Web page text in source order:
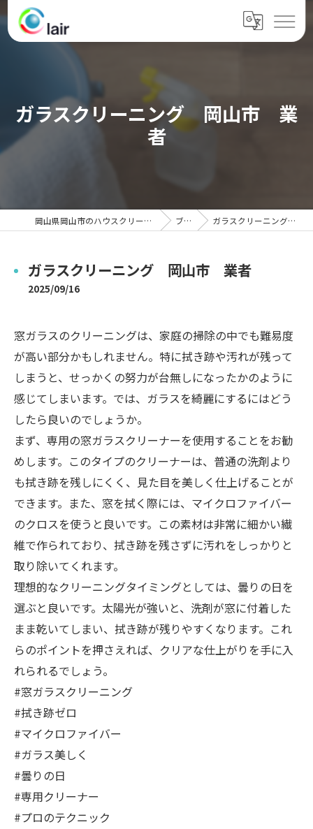
ガラスクリーニング 岡山市 業
者
岡山県岡山市のハウスクリーニングならクレール ブログ ガラスクリーニング 岡山市 業者
ガラスクリーニング 岡山市 業者
2025/09/16
窓ガラスのクリーニングは、家庭の掃除の中でも難易度
が高い部分かもしれません。特に拭き跡や汚れが残って
しまうと、せっかくの努力が台無しになったかのように
感じてしまいます。では、ガラスを綺麗にするにはどう
したら良いのでしょうか。
まず、専用の窓ガラスクリーナーを使用することをお勧
めします。このタイプのクリーナーは、普通の洗剤より
も拭き跡を残しにくく、見た目を美しく仕上げることが
できます。また、窓を拭く際には、マイクロファイバー
のクロスを使うと良いです。この素材は非常に細かい繊
維で作られており、拭き跡を残さずに汚れをしっかりと
取り除いてくれます。
理想的なクリーニングタイミングとしては、曇りの日を
選ぶと良いです。太陽光が強いと、洗剤が窓に付着した
まま乾いてしまい、拭き跡が残りやすくなります。これ
らのポイントを押さえれば、クリアな仕上がりを手に入
れられるでしょう。
#窓ガラスクリーニング
#拭き跡ゼロ
#マイクロファイバー
#ガラス美しく
#曇りの日
#専用クリーナー
#プロのテクニック